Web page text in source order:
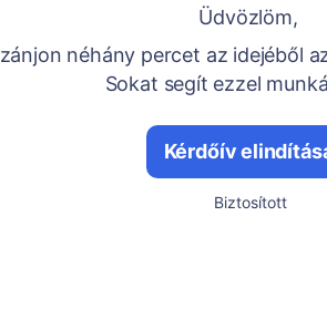
Üdvözlöm,
néhány percet az idejéből
Sokat segít ezzel
Kérdőív
Biztosított